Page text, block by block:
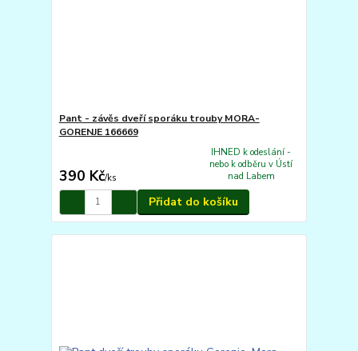
Pant - závěs dveří sporáku trouby MORA-
GORENJE 166669
390 Kč/ks
IHNED k odeslání -
nebo k odběru v Ústí
nad Labem
Přidat do košíku